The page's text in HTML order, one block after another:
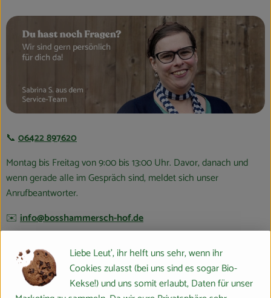
Blog
📞 06422 897620
Montag bis Freitag von 9:00 bis 13:00 Uhr. Davor, danach und
wenn gerade alle im Gespräch sind, meldet sich unser
Anrufbeantworter.
✉️ info@bosshammersch-hof.de
einen Brief an Boßhammersch Hof, Marburger Ring 46, 35274
Großseelheim.
Liebe Leut', ihr helft uns sehr, wenn ihr
Cookies zulasst (bei uns sind es sogar Bio-
Kekse!) und uns somit erlaubt, Daten für unser